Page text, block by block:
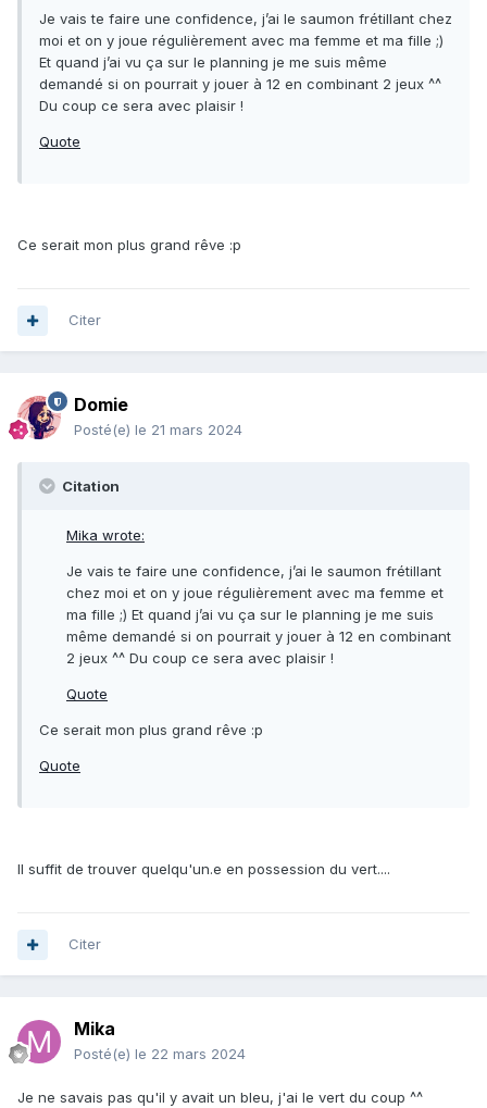
Je vais te faire une confidence, j’ai le saumon frétillant chez
moi et on y joue régulièrement avec ma femme et ma fille ;)
Et quand j’ai vu ça sur le planning je me suis même
demandé si on pourrait y jouer à 12 en combinant 2 jeux ^^
Du coup ce sera avec plaisir !
Quote
Ce serait mon plus grand rêve :p
Citer
Domie
Posté(e) le 21 mars 2024
Citation
Mika wrote:
Je vais te faire une confidence, j’ai le saumon frétillant
chez moi et on y joue régulièrement avec ma femme et
ma fille ;) Et quand j’ai vu ça sur le planning je me suis
même demandé si on pourrait y jouer à 12 en combinant
2 jeux ^^ Du coup ce sera avec plaisir !
Quote
Ce serait mon plus grand rêve :p
Quote
Il suffit de trouver quelqu'un.e en possession du vert....
Citer
Mika
Posté(e) le 22 mars 2024
Je ne savais pas qu'il y avait un bleu, j'ai le vert du coup ^^